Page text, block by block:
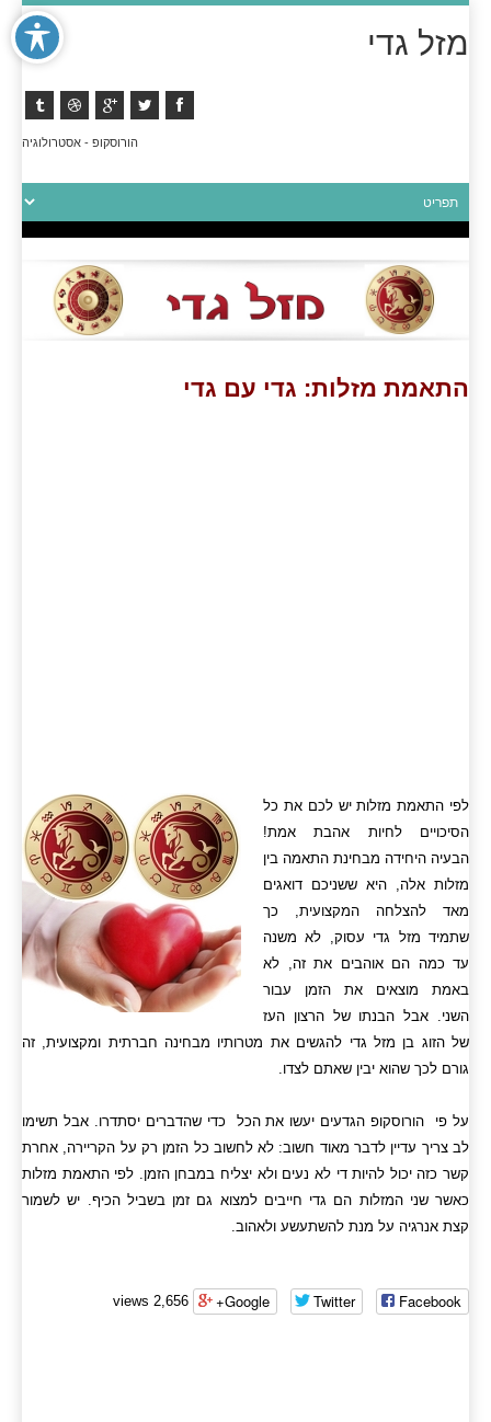
מזל גדי
הורוסקופ - אסטרולוגיה
התאמת מזלות: גדי עם גדי
לפי התאמת מזלות יש לכם את כל
הסיכויים לחיות אהבת אמת!
הבעיה היחידה מבחינת התאמה בין
מזלות אלה, היא ששניכם דואגים
מאד להצלחה המקצועית, כך
שתמיד מזל גדי עסוק, לא משנה
עד כמה הם אוהבים את זה, לא
באמת מוצאים את הזמן עבור
השני. אבל הבנתו של הרצון העז
של הזוג בן מזל גדי להגשים את מטרותיו מבחינה חברתית ומקצועית, זה
גורם לכך שהוא יבין שאתם לצדו.
על פי הורוסקופ הגדעים יעשו את הכל כדי שהדברים יסתדרו.אבל תשימו
לב צריך עדיין לדבר מאוד חשוב: לא לחשוב כל הזמן רק על הקריירה, אחרת
קשר כזה יכול להיות די לא נעים ולא יצליח במבחן הזמן. לפי התאמת מזלות
כאשר שני המזלות הם גדי חייבים למצוא גם זמן בשביל הכיף. יש לשמור
קצת אנרגיה על מנת להשתעשע ולאהוב.
Facebook
Twitter
Google+